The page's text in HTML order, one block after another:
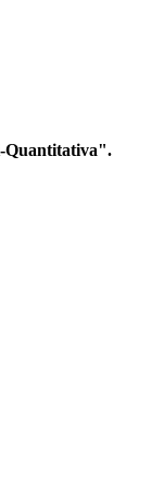
Quantitativa".